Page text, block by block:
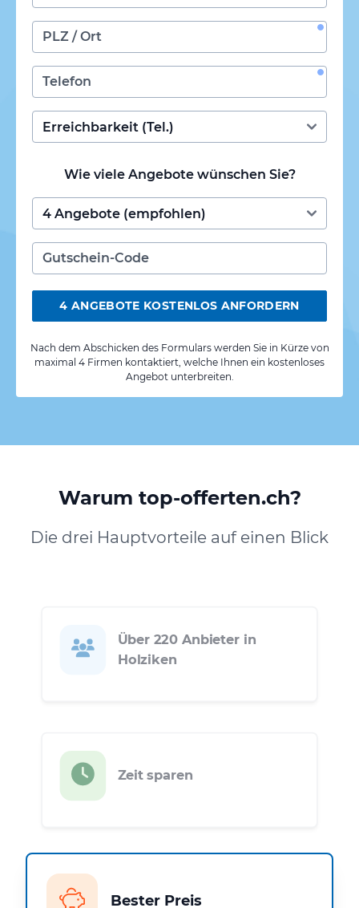
Wie viele Angebote wünschen Sie?
4 ANGEBOTE KOSTENLOS ANFORDERN
Nach dem Abschicken des Formulars werden Sie in Kürze von
maximal 4 Firmen kontaktiert, welche Ihnen ein kostenloses
Angebot unterbreiten.
Warum top-offerten.ch?
Die drei Hauptvorteile auf einen Blick
Über 220 Anbieter in
Holziken
Zeit sparen
Bester Preis